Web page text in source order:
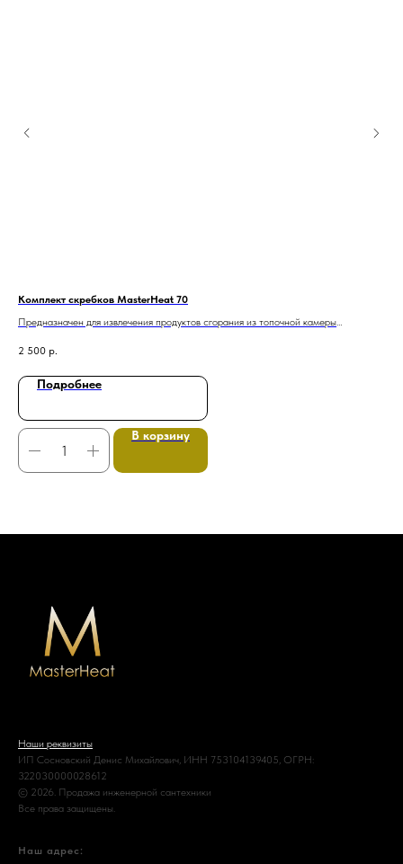
Комплект скребков MasterHeat 70
Предназначен для извлечения продуктов сгорания из топочной камеры
2 500 р.
Подробнее
В корзину
Наши реквизиты
ИП Сосновский Денис Михайлович, ИНН 753104139405, ОГРН:
322030000028612
© 2026. Продажа инженерной сантехники
Все права защищены.
Наш адрес: